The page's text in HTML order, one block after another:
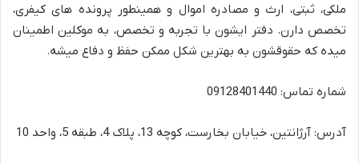
ملکی، ثبتی، ارث و مصادره اموال و همینطور پرونده های کیفری،
تخصص دارن. دفتر ایشون با تجربه و تخصص، به موکلین اطمینان
میده که حقوقشون به بهترین شکل ممکن حفظ و دفاع میشه.
شماره تماس: 09128401440
آدرس: آرژانتین، خیابان بخارست، کوچه 13، پلاک 4، طبقه 5، واحد 10